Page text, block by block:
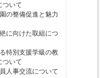
ついて
の整備促進と魅力
に向けた取組につ
特別支援学級の教
ついて
人事交流について